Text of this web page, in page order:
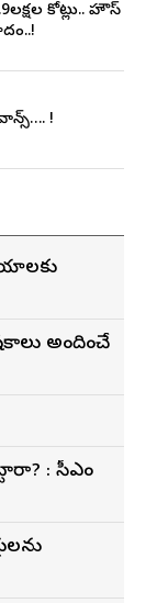
కోట్లు.. హౌస్
!
అందించే
: సీఎం